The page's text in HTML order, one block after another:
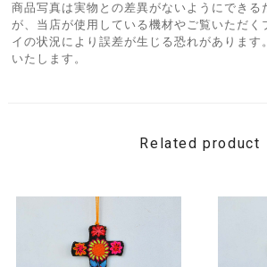
商品写真は実物との差異がないようにできる
が、当店が使用している機材やご覧いただく
イの状況により誤差が生じる恐れがあります
いたします。
Related product